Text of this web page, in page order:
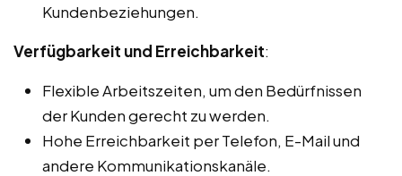
Kundenbeziehungen.
Verfügbarkeit und Erreichbarkeit:
Flexible Arbeitszeiten, um den Bedürfnissen
der Kunden gerecht zu werden.
Hohe Erreichbarkeit per Telefon, E-Mail und
andere Kommunikationskanäle.